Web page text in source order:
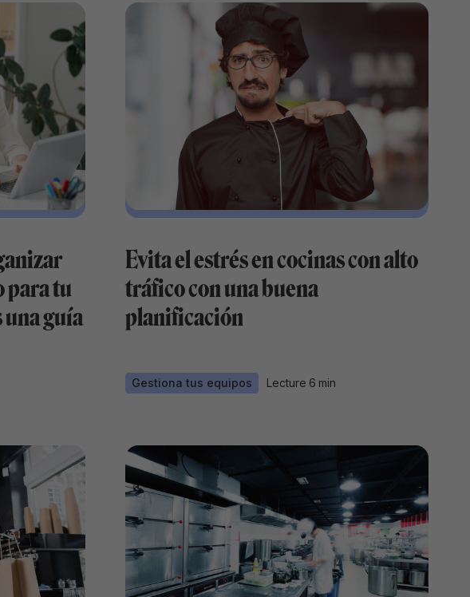
para tu
guía
Evita el estrés en cocinas con alto
tráfico con una buena
planificación
Gestiona tus equipos Lecture 6 min